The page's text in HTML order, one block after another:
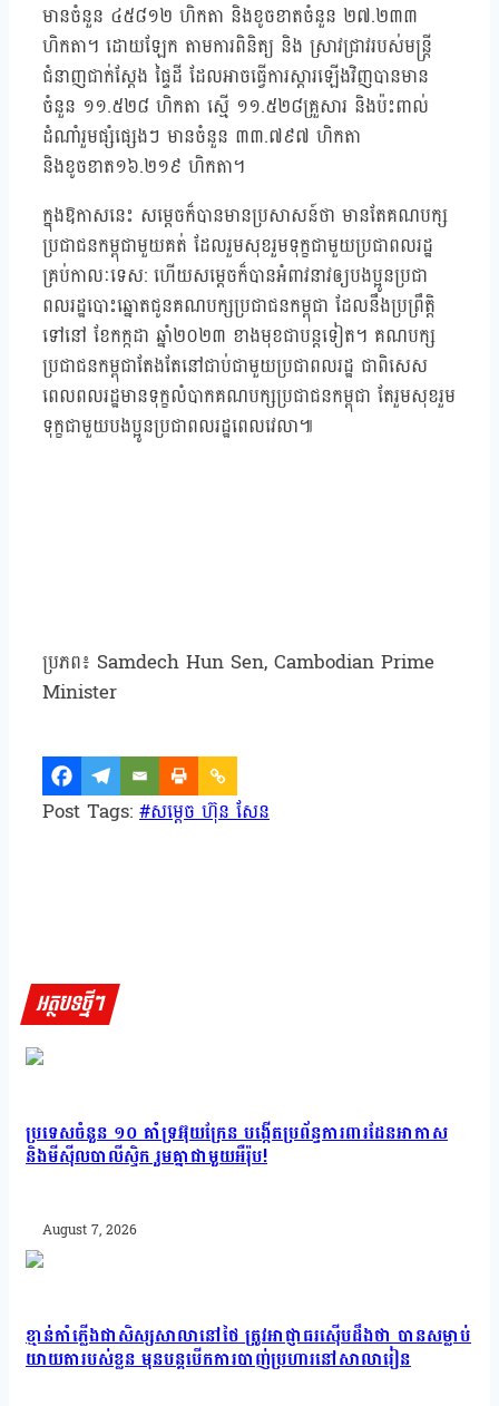
មានចំនួន ៤៥៨១២ ហិកតា និងខូចខាតចំនួន ២៧.២៣៣
ហិកតា។ ដោយឡែក តាមការពិនិត្យ និង ស្រាវជ្រាវរបស់មន្ត្រី
ជំនាញជាក់ស្តែង ផ្ទៃដី ដែលអាចធ្វើការស្តារឡើងវិញបានមាន
ចំនួន ១១.៥២៨ ហិកតា ស្មើ ១១.៥២៨គ្រួសារ និងប៉ះពាល់
ដំណាំរួមផ្សំផ្សេងៗ មានចំនួន ៣៣.៧៩៧ ហិកតា
និងខូចខាត១៦.២១៩ ហិកតា។
ក្នុងឱកាសនេះ សម្ដេចក៏បានមានប្រសាសន៍ថា មានតែគណបក្ស
ប្រជាជនកម្ពុជាមួយគត់ ដែលរួមសុខរួមទុក្ខជាមួយប្រជាពលរដ្ឋ
គ្រប់កាលៈទេស: ហើយសម្តេចក៏បានអំពាវនាវឲ្យបងប្អូនប្រជា
ពលរដ្ឋបោះឆ្នោតជូនគណបក្សប្រជាជនកម្ពុជា ដែលនឹងប្រព្រឹត្តិ
ទៅនៅ ខែកក្កដា ឆ្នាំ២០២៣ ខាងមុខជាបន្តទៀត។ គណបក្ស
ប្រជាជនកម្ពុជាតែងតែនៅជាប់ជាមួយប្រជាពលរដ្ឋ ជាពិសេស
ពេលពលរដ្ឋមានទុក្ខលំបាកគណបក្សប្រជាជនកម្ពុជា តែរួមសុខរួម
ទុក្ខជាមួយបងប្អូនប្រជាពលរដ្ឋពេលវេលា៕
ប្រភព៖ Samdech Hun Sen, Cambodian Prime
Minister
Post Tags:#សម្ដេច ហ៊ុន សែន
អត្ថបទថ្មីៗ
ប្រទេសចំនួន ១០ គាំទ្រអ៊ុយក្រែន បង្កើតប្រព័ន្ធការពារដែនអាកាស
និងមីស៊ីលបាលីស្ទិក រួមគ្នាជាមួយអឺរ៉ុប!
August 7, 2026
ខ្មាន់កាំភ្លើងជាសិស្សសាលានៅថៃ ត្រូវអាជ្ញាធរស៊ើបដឹងថា បានសម្លាប់
យាយតារបស់ខ្លួន មុនបន្តបើកការបាញ់ប្រហារនៅសាលារៀន